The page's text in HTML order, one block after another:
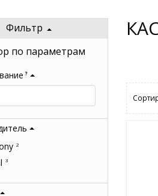
Фильтр
по параметрам
?
2
3